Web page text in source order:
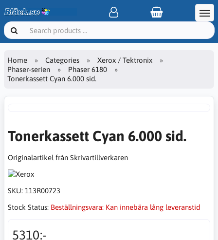
Home Categories
Xerox / Tektronix
Phaser-serien
Phaser 6180
Tonerkassett Cyan 6.000 sid.
Tonerkassett Cyan 6.000 sid.
Originalartikel från Skrivartillverkaren
SKU: 113R00723
Stock Status: Beställningsvara: Kan innebära lång leveranstid
5310:-